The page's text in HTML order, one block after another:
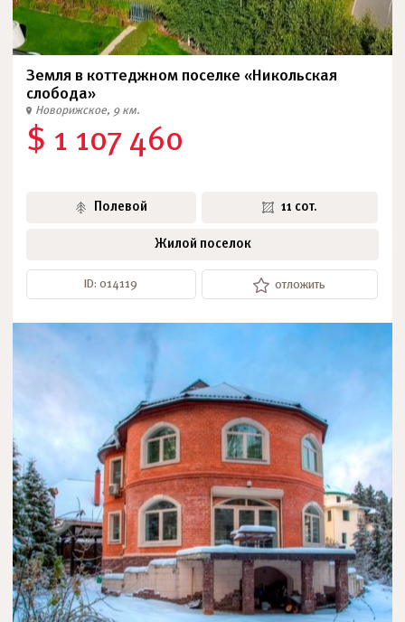
Земля в коттеджном поселке «Никольская
слобода»
Новорижское, 9 км.
$ 1 107 460
Полевой 11 сот.
Жилой поселок
ID: 014119 отложить